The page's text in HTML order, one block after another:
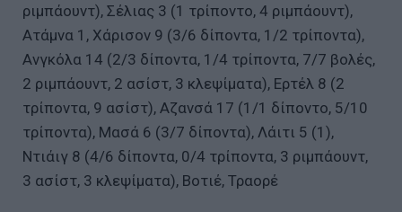
ριμπάουντ), Σέλιας 3 (1 τρίποντο, 4 ριμπάουντ),
Ατάμνα 1, Χάρισον 9 (3/6 δίποντα, 1/2 τρίποντα),
Ανγκόλα 14 (2/3 δίποντα, 1/4 τρίποντα, 7/7 βολές,
2 ριμπάουντ, 2 ασίστ, 3 κλεψίματα), Ερτέλ 8 (2
τρίποντα, 9 ασίστ), Αζανσά 17 (1/1 δίποντο, 5/10
τρίποντα), Μασά 6 (3/7 δίποντα), Λάιτι 5 (1),
Ντιάιγ 8 (4/6 δίποντα, 0/4 τρίποντα, 3 ριμπάουντ,
3 ασίστ, 3 κλεψίματα), Βοτιέ, Τραορέ